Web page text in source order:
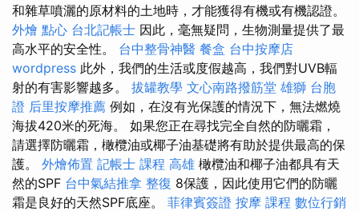
和雜草噴灑的原材料的土地時，才能獲得有機或有機認證。
外燴 點心 台北記帳士 因此，毫無疑問，生物測量提供了最
高水平的安全性。 台中整骨神醫 餐盒 台中按摩店
wordpress 此外，我們的生活或度假越高，我們對UVB輻
射的有害影響越多。 拔罐教學 文心南路撥筋堂 雄獅 台胞
證 后里按摩推薦 例如，在沒有光保護的情況下，無法燃燒
海拔420米的死海。 如果您正在尋找完全自然的防曬霜，
請選擇防曬霜，橄欖油或椰子油基礎將有助於提供最高的保
護。 外燴佈置 記帳士 課程 高雄 橄欖油和椰子油都具有天
然的SPF 台中氣結推拿 整復 8保護，因此使用它們的防曬
霜是良好的天然SPF底座。 菲律賓簽證 按摩 課程 數位行銷